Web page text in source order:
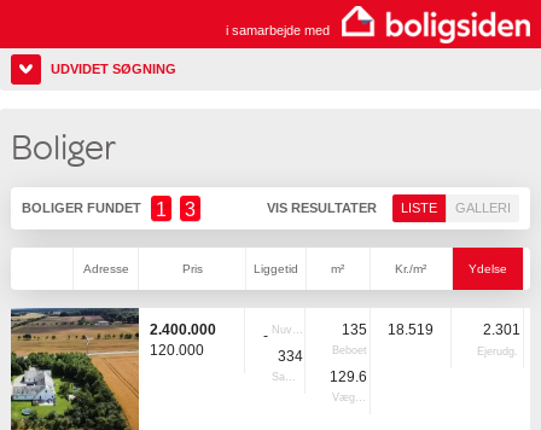
i samarbejde med
UDVIDET SØGNING
Boliger
BOLIGER FUNDET 1 3 VIS RESULTATER LISTE GALLERI
Adresse Pris Liggetid m² Kr./m² Ydelse
2.400.000
120.000
- Nuvær.
334
Samlet
135
Beboet
129.6
Vægtet
18.519 2.301
Ejerudg.